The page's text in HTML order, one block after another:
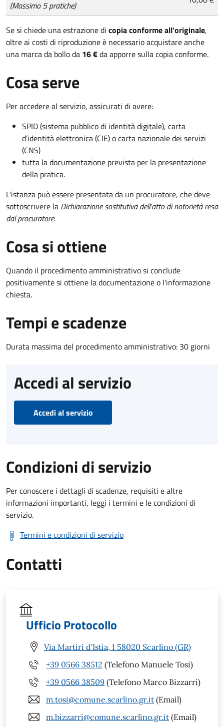
(Massimo 5 pratiche)
Se si chiede una estrazione di copia conforme all'originale,
oltre ai costi di riproduzione è necessario acquistare anche
una marca da bollo da 16 €da apporre sulla copia conforme.
Cosa serve
Per accedere al servizio, assicurati di avere:
SPID (sistema pubblico di identità digitale), carta
d’identità elettronica (CIE) o carta nazionale dei servizi
(CNS)
tutta la documentazione prevista per la presentazione
della pratica.
L'istanza può essere presentata da un procuratore, che deve
sottoscrivere la Dichiarazione sostitutiva dell'atto di notorietà resa
dal procuratore.
Cosa si ottiene
Quando il procedimento amministrativo si conclude
positivamente si ottiene la documentazione o l'informazione
chiesta.
Tempi e scadenze
Durata massima del procedimento amministrativo: 30 giorni
Accedi al servizio
Accedi al servizio
Condizioni di servizio
Per conoscere i dettagli di scadenze, requisiti e altre
informazioni importanti, leggi i termini e le condizioni di
servizio.
Termini e condizioni di servizio
Contatti
Ufficio Protocollo
Via Martiri d'Istia, 1 58020 Scarlino (GR)
+39 0566 38512 (Telefono Manuele Tosi)
+39 0566 38509 (Telefono Marco Bizzarri)
m.tosi@comune.scarlino.gr.it (Email)
m.bizzarri@comune.scarlino.gr.it (Email)